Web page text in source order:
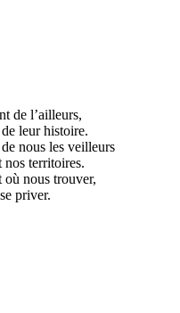
de l’ailleurs,
leur histoire.
nous les veilleurs
nos territoires.
où nous trouver,
priver.